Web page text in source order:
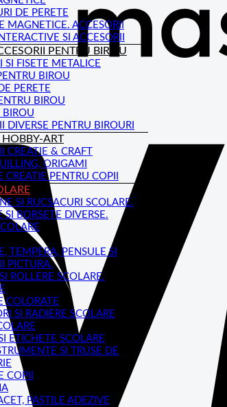
DE PERETE
MAGNETICE. ACCESORII
SI ACCESORII
PENTRU BIROU
SI FISETE METALICE
BIROU
PERETE
BIROU
BIROU
DIVERSE PENTRU BIROURI
HOBBY-ART
CREATIE & CRAFT
ORIGAMI
CREATIE PENTRU COPII
SI RUCSACURI SCOLARE.
SI BORSETE DIVERSE.
TEMPERA, PENSULE SI
PICTURA.
ROLLERE SCOLARE.
COLORATE
SI RADIERE SCOLARE
ETICHETE SCOLARE
SI TRUSE DE
COPII
PASTILE ADEZIVE